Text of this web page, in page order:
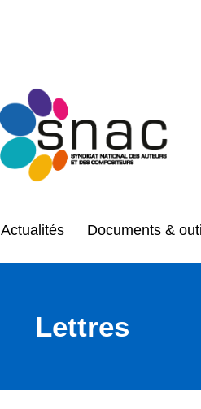
Actualités Documents &
Lettres